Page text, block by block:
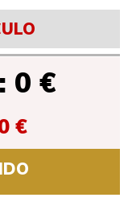
0 €
€